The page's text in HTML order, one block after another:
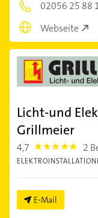
02056 25 88
Webseite
Licht-und
Grillmeier
4,7 4.7000003 2
E-Mail